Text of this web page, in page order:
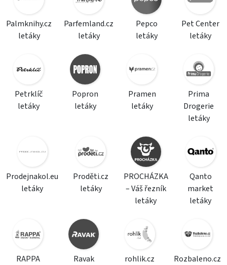
Palmknihy.cz
letáky
Parfemland.cz
letáky
Pepco
letáky
Pet Center
letáky
Petrklíč
letáky
Popron
letáky
Pramen
letáky
Prima
Drogerie
letáky
Prodejnakol.eu
letáky
Proděti.cz
letáky
PROCHÁZKA
– Váš řezník
letáky
Qanto
market
letáky
RAPPA
Ravak
rohlik.cz
Rozbaleno.cz